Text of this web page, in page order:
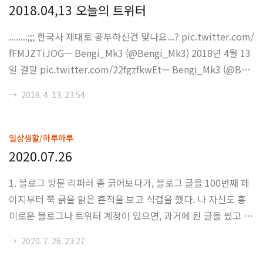
2018.04,13 오늘의 트위터
........;;; 한국사 제대로 공부하신건 맞나요...? pic.twitter.com/
fFMJZTiJOG— Bengi_Mk3 (@Bengi_Mk3) 2018년 4월 13
일 결말 pic.twitter.com/22fgzfkwEt— Bengi_Mk3 (@Ben
로 정규교육이 별다른 효력을 발휘하지 못한다는 생각을 좀 더
터넷 검색을 조금만 해보던지, 이 쪽 관련 논문을 조금만 보던
지, 아니면 좀 생각이라는 걸 하면 이런 잘못된 정보 및 개소리
인 트위터스러운 과정을 안 거쳐도 됬으리라 생각하는데, 많이
아쉽군요..
→ 2018. 4. 13. 23:54
일상생활/하루하루
2020.07.26
1. 블로그 방문 리퍼러 좀 긁어보다가, 블로그 글을 100번째 페
이지부터 쭉 긁을 읽은 흔적을 보고 식겁을 했다. 나 자신도 흥
미로운 블로그나 트위터 계정이 있으면, 과거에 뭔 글을 썼고 무
뭐 그 분도 별 생각 없이(?) 쭉 읽었으리라. 2007년도에 티스토
→ 2020. 7. 26. 23:27